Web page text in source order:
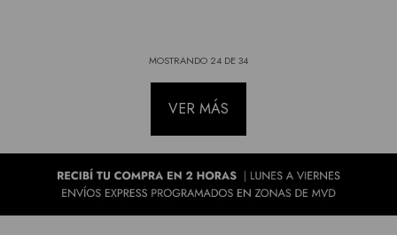
MOSTRANDO 24 DE34
VER MÁS